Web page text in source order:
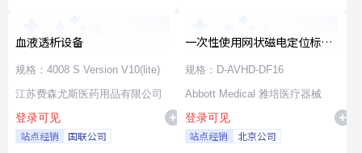
血液透析设备
规格：4008 S Version V10(lite)
江苏费森尤斯医药用品有限公司
登录可见
站点经销 国联公司
一次性使用网状磁电定位标测
导管
规格：D-AVHD-DF16
Abbott Medical 雅培医疗器械
登录可见
站点经销 北京公司